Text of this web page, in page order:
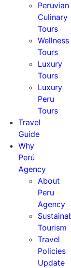
Peruvian
Culinary
Tours
Wellness
Tours
Luxury
Tours
Luxury
Peru
Tours
Travel
Guide
Why
Perú
Agency
About
Peru
Agency
Tourism
Travel
Policies
Update